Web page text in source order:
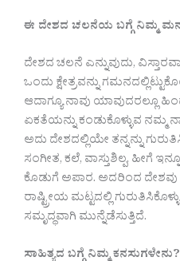
ಈ ದೇಶದ ಚಲನೆಯ ಬಗ್ಗೆ ನಿಮ್ಮ
ದೇಶದ ಚಲನೆ ಎನ್ನುವುದು,
ಒಂದು ಕ್ಷೇತ್ರವನ್ನು
ಆದಾಗ್ಯೂ ನಾವು ಯಾವುದರಲ್ಲೂ
ಏಕತೆಯನ್ನು ಕಂಡುಕೊಳ್ಳುವ ನಮ್ಮ
ಅದು ದೇಶದಲ್ಲಿಯೇ ತನ್ನನ್ನು
ಸಂಗೀತ, ಕಲೆ, ವಾಸ್ತುಶಿಲ್ಪ, ಹೀಗೆ
ಕೊಡುಗೆ ಅಪಾರ. ಅದರಿಂದ ದೇಶವು
ರಾಷ್ಟ್ರೀಯ ಮಟ್ಟದಲ್ಲಿ
ಸಮೃದ್ಧವಾಗಿ ಮುನ್ನೆಡೆಸುತ್ತಿದೆ.
ಸಾಹಿತ್ಯದ ಬಗ್ಗೆ ನಿಮ್ಮ ಕನಸುಗಳೇನು?